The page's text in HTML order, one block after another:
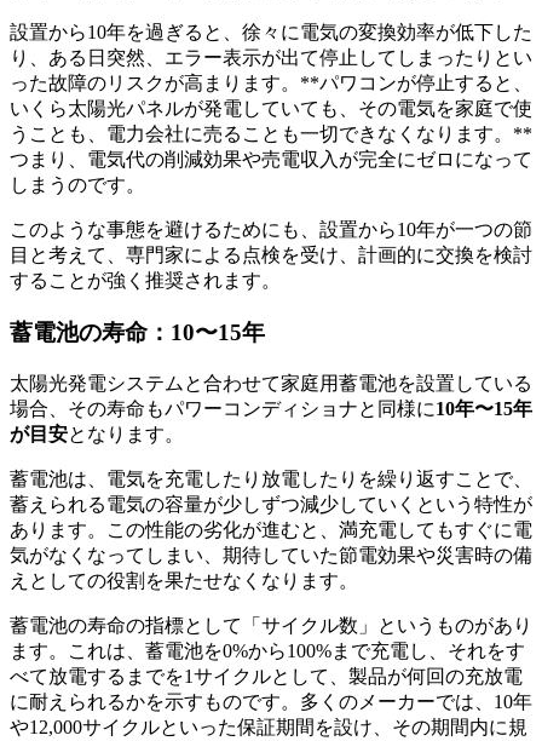
設置から10年を過ぎると、徐々に電気の変換効率が低下した
り、ある日突然、エラー表示が出て停止してしまったりとい
った故障のリスクが高まります。**パワコンが停止すると、
いくら太陽光パネルが発電していても、その電気を家庭で使
うことも、電力会社に売ることも一切できなくなります。**
つまり、電気代の削減効果や売電収入が完全にゼロになって
しまうのです。
このような事態を避けるためにも、設置から10年が一つの節
目と考えて、専門家による点検を受け、計画的に交換を検討
することが強く推奨されます。
蓄電池の寿命：10〜15年
太陽光発電システムと合わせて家庭用蓄電池を設置している
場合、その寿命もパワーコンディショナと同様に10年〜15年
が目安となります。
蓄電池は、電気を充電したり放電したりを繰り返すことで、
蓄えられる電気の容量が少しずつ減少していくという特性が
あります。この性能の劣化が進むと、満充電してもすぐに電
気がなくなってしまい、期待していた節電効果や災害時の備
えとしての役割を果たせなくなります。
蓄電池の寿命の指標として「サイクル数」というものがあり
ます。これは、蓄電池を0%から100%まで充電し、それをす
べて放電するまでを1サイクルとして、製品が何回の充放電
に耐えられるかを示すものです。多くのメーカーでは、10年
や12,000サイクルといった保証期間を設け、その期間内に規